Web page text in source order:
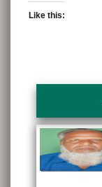
Like this: